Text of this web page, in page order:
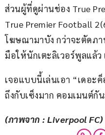
ส่วนผู้ที่ดูผ่านช่อง True
True Premier Football
โฆษณามาบัง กว่าจะตัดภา
มือให้นักเตะลิเวอร์พูลแล้ว
เจอแบบนี้เล่นเอา “เดอะ
ถึงกับเซ็งมาก คอมเมนต์กั
(ภาพจาก : Liverpool FC)